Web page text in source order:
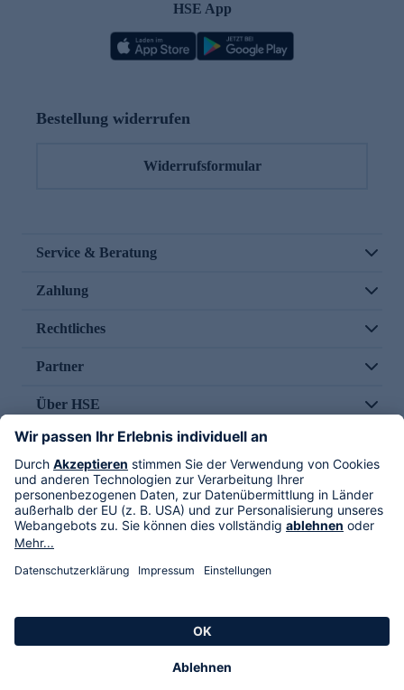
HSE App
Bestellung widerrufen
Widerrufsformular
Service & Beratung
Zahlung
Rechtliches
Partner
Über HSE
Im TV
HSE International